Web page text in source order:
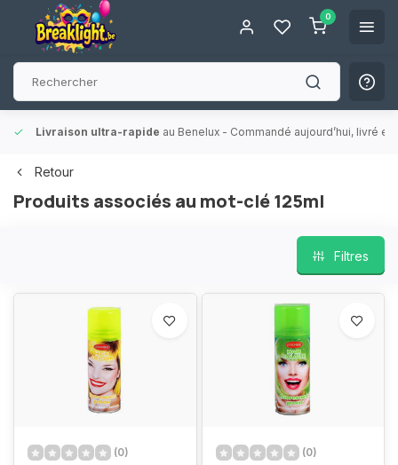
0
Livraison ultra-rapide au Benelux - Commandé aujourd’hui, livré
Retour
Produits associés au mot-clé 125ml
Filtres
(0) (0)